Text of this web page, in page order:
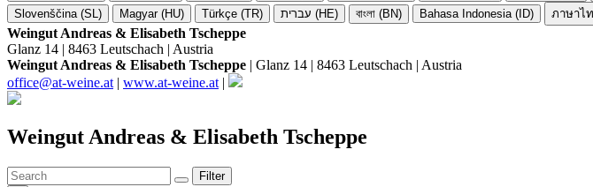
Slovenščina (SL)
Magyar (HU) Türkçe (TR) עברית (HE) বাংলা (BN) Bahasa Indonesia (ID) ภาษาไ
Weingut Andreas & Elisabeth Tscheppe
Glanz 14 | 8463 Leutschach | Austria
Weingut Andreas & Elisabeth Tscheppe | Glanz 14 | 8463 Leutschach | Austria
office@at-weine.at | www.at-weine.at |
Weingut Andreas & Elisabeth Tscheppe
Filter